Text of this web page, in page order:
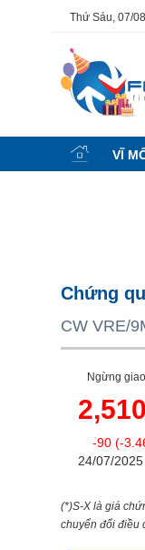
Thứ Sáu, 07/
VĨ
Chứng
CW VRE/
Ngừng
2,510
-90 (-
24/07/
(*)S-X là giá
chuyển đổi điều
Tính năng
BẤT ĐỘNG SẢN
TÀI CHÍNH
KINH TẾ
THẾ GIỚI
ĐÔNG DƯƠNG
PHÂN TÍCH